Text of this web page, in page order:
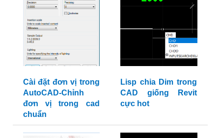
Cài đặt đơn vị trong
AutoCAD-Chỉnh
đơn vị trong cad
chuẩn
Lisp chia Dim trong
CAD giống Revit
cực hot